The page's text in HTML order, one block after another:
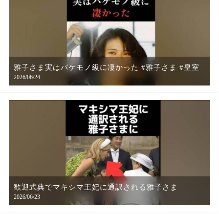
雅子さま実はバケモノ級に凄かった #雅子さま #皇室
2026/06/24
歓迎式典でマキシマ王妃に通訳される雅子さま
2026/06/23